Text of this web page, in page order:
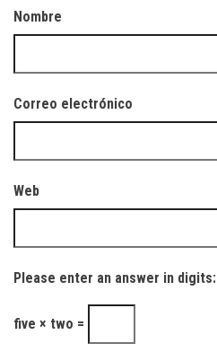
Nombre
Correo electrónico
Web
Please enter an answer in digits:
five × two =